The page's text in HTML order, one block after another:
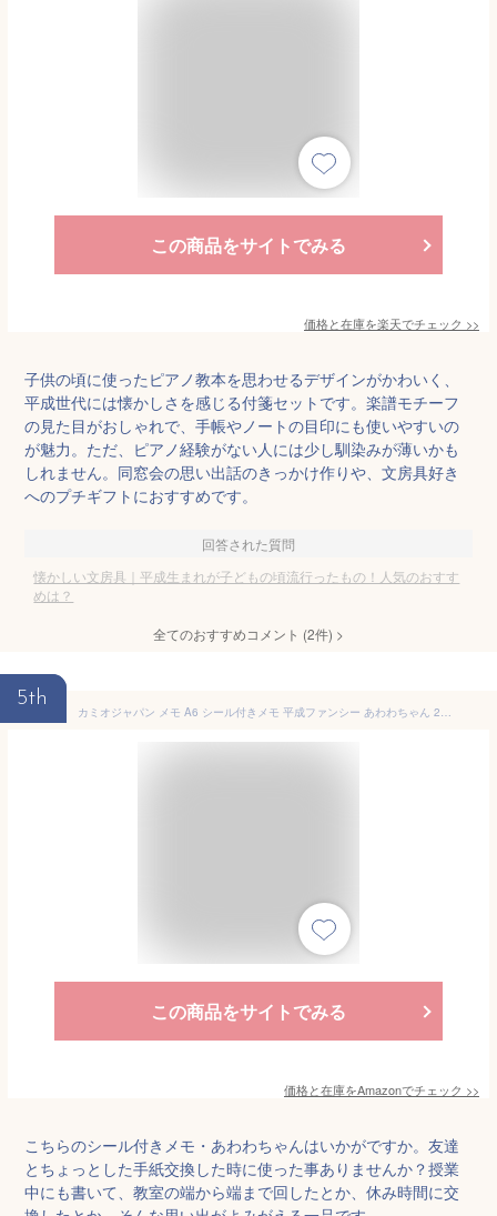
この商品をサイトでみる
価格と在庫を楽天でチェック >>
子供の頃に使ったピアノ教本を思わせるデザインがかわいく、
平成世代には懐かしさを感じる付箋セットです。楽譜モチーフ
の見た目がおしゃれで、手帳やノートの目印にも使いやすいの
が魅力。ただ、ピアノ経験がない人には少し馴染みが薄いかも
しれません。同窓会の思い出話のきっかけ作りや、文房具好き
へのプチギフトにおすすめです。
回答された質問
懐かしい文房具｜平成生まれが子どもの頃流行ったもの！人気のおすす
めは？
全てのおすすめコメント (2件) >
5th
カミオジャパン メモ A6 シール付きメモ 平成ファンシー あわわちゃん 230854
この商品をサイトでみる
価格と在庫をAmazonでチェック >>
こちらのシール付きメモ・あわわちゃんはいかがですか。友達
とちょっとした手紙交換した時に使った事ありませんか？授業
中にも書いて、教室の端から端まで回したとか、休み時間に交